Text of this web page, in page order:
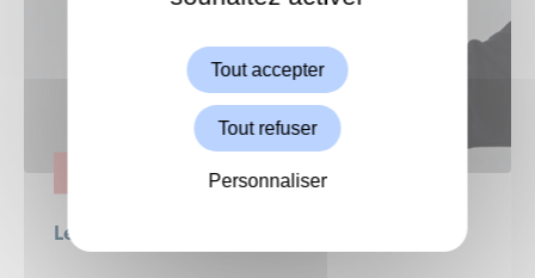
Les soldes d'été commencent demain
Tout accepter
Tout refuser
Personnaliser